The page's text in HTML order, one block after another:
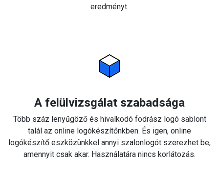
eredményt.
A felülvizsgálat szabadsága
Több száz lenyűgöző és hivalkodó fodrász logó sablont
talál az online logókészítőnkben. És igen, online
logókészítő eszközünkkel annyi szalonlogót szerezhet be,
amennyit csak akar. Használatára nincs korlátozás.